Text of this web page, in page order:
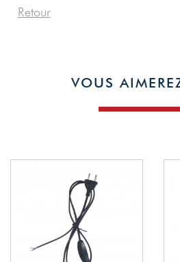
Retour
VOUS